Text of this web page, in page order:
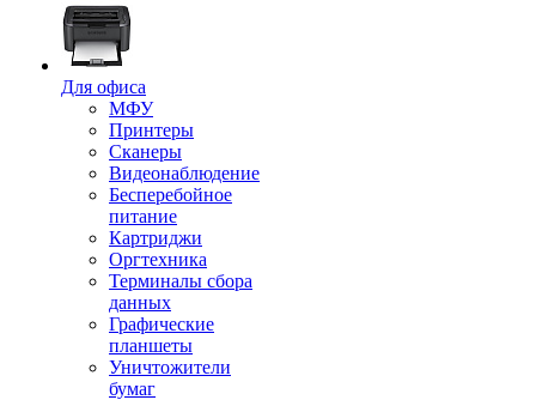
Для офиса
МФУ
Принтеры
Сканеры
Видеонаблюдение
Бесперебойное
питание
Картриджи
Оргтехника
Терминалы сбора
данных
Графические
планшеты
Уничтожители
бумаг